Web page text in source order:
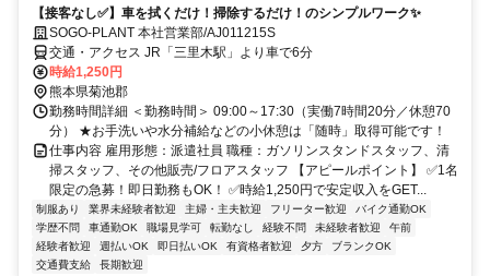
【接客なし✅】車を拭くだけ！掃除するだけ！のシンプルワーク✨
SOGO-PLANT 本社営業部/AJ011215S
交通・アクセス JR「三里木駅」より車で6分
時給1,250円
熊本県菊池郡
勤務時間詳細 ＜勤務時間＞ 09:00～17:30（実働7時間20分／休憩70
分） ★お手洗いや水分補給などの小休憩は「随時」取得可能です！
仕事内容 雇用形態：派遣社員 職種：ガソリンスタンドスタッフ、清
掃スタッフ、その他販売/フロアスタッフ 【アピールポイント】 ✅1名
限定の急募！即日勤務もOK！ ✅時給1,250円で安定収入をGET...
制服あり 業界未経験者歓迎 主婦・主夫歓迎 フリーター歓迎
バイク通勤OK
学歴不問
車通勤OK 職場見学可 転勤なし 経験不問 未経験者歓迎
午前
経験者歓迎
週払いOK 即日払いOK 有資格者歓迎 夕方
ブランクOK
交通費支給
長期歓迎